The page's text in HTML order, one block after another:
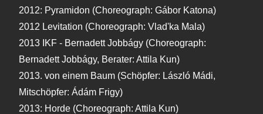
2012: Pyramidon (Choreograph: Gábor Katona)
2012 Levitation (Choreograph: Vlad'ka Mala)
2013 IKF - Bernadett Jobbágy (Choreograph:
Bernadett Jobbágy, Berater: Attila Kun)
2013. von einem Baum (Schöpfer: László Mádi,
Mitschöpfer: Ádám Frigy)
2013: Horde (Choreograph: Attila Kun)